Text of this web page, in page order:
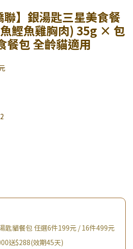
聯】銀湯匙三星美食餐
鰹魚雞胸肉) 35g × 包
餐包 全齡貓適用
貓餐包 任選6件199元 / 16件499元
送$288(效期45天)